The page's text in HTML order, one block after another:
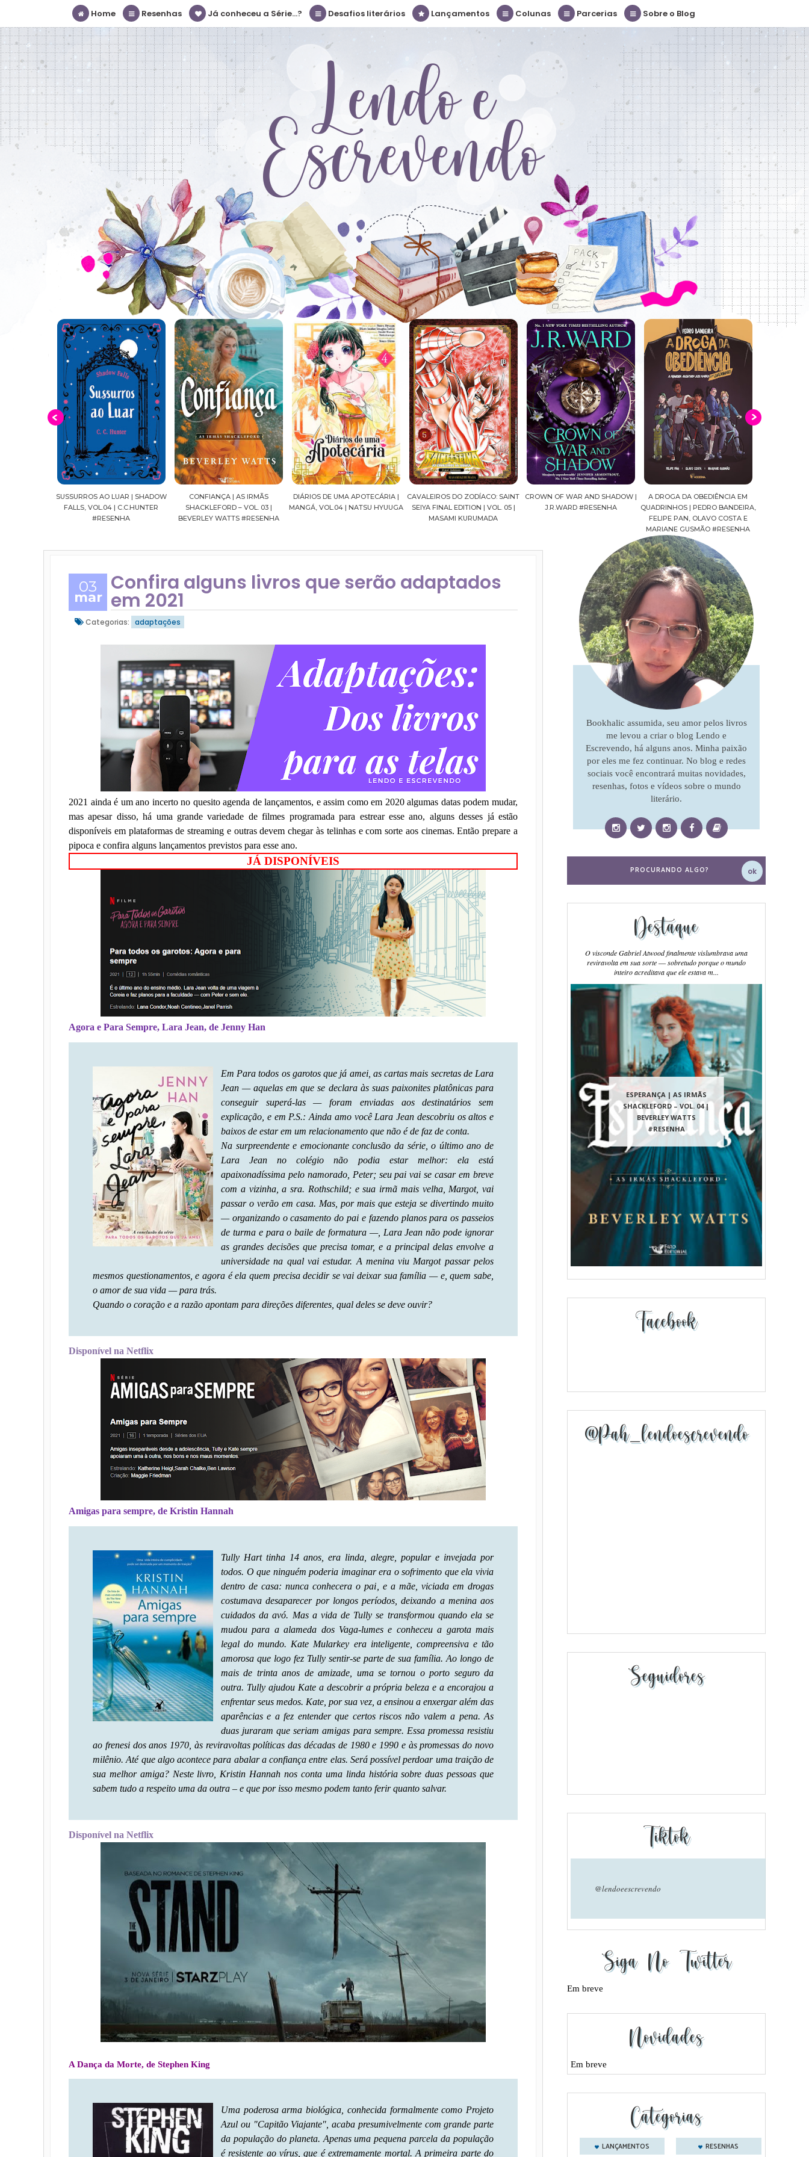
Home Resenhas Já conheceu a Série...? Desafios literários Lançamentos Colunas Parcerias Sobre o Blog
SUSSURROS AO LUAR | SHADOW
FALLS, VOL.04 | C.C.HUNTER
#RESENHA
CONFIANÇA | AS IRMÃS
SHACKLEFORD – VOL. 03 |
BEVERLEY WATTS #RESENHA
DIÁRIOS DE UMA APOTECÁRIA |
MANGÁ, VOL.04 | NATSU HYUUGA
CAVALEIROS DO ZODÍACO: SAINT
SEIYA FINAL EDITION | VOL. 05 |
MASAMI KURUMADA
CROWN OF WAR AND SHADOW |
J.R.WARD #RESENHA
A DROGA DA OBEDIÊNCIA EM
QUADRINHOS | PEDRO BANDEIRA,
FELIPE PAN, OLAVO COSTA E
MARIANE GUSMÃO #RESENHA
03
mar
Confira alguns livros que serão adaptados
em 2021
Categorias: adaptações
2021 ainda é um ano incerto no quesito agenda de lançamentos, e assim como em 2020 algumas datas podem mudar,
mas apesar disso, há uma grande variedade de filmes programada para estrear esse ano, alguns desses já estão
disponíveis em plataformas de streaming e outras devem chegar às telinhas e com sorte aos cinemas. Então prepare a
pipoca e confira alguns lançamentos previstos para esse ano.
JÁ DISPONÍVEIS
Agora e Para Sempre, Lara Jean, de Jenny Han
Em Para todos os garotos que já amei, as cartas mais secretas de Lara
Jean — aquelas em que se declara às suas paixonites platônicas para
conseguir superá-las — foram enviadas aos destinatários sem
explicação, e em P.S.: Ainda amo você Lara Jean descobriu os altos e
baixos de estar em um relacionamento que não é de faz de conta.
Na surpreendente e emocionante conclusão da série, o último ano de
Lara Jean no colégio não podia estar melhor: ela está
apaixonadíssima pelo namorado, Peter; seu pai vai se casar em breve
com a vizinha, a sra. Rothschild; e sua irmã mais velha, Margot, vai
passar o verão em casa. Mas, por mais que esteja se divertindo muito
— organizando o casamento do pai e fazendo planos para os passeios
de turma e para o baile de formatura —, Lara Jean não pode ignorar
as grandes decisões que precisa tomar, e a principal delas envolve a
universidade na qual vai estudar. A menina viu Margot passar pelos
mesmos questionamentos, e agora é ela quem precisa decidir se vai deixar sua família — e, quem sabe,
o amor de sua vida — para trás.
Quando o coração e a razão apontam para direções diferentes, qual deles se deve ouvir?
Disponível na Netflix
Amigas para sempre, de Kristin Hannah
Tully Hart tinha 14 anos, era linda, alegre, popular e invejada por
todos. O que ninguém poderia imaginar era o sofrimento que ela vivia
dentro de casa: nunca conhecera o pai, e a mãe, viciada em drogas
costumava desaparecer por longos períodos, deixando a menina aos
cuidados da avó. Mas a vida de Tully se transformou quando ela se
mudou para a alameda dos Vaga-lumes e conheceu a garota mais
legal do mundo. Kate Mularkey era inteligente, compreensiva e tão
amorosa que logo fez Tully sentir-se parte de sua família. Ao longo de
mais de trinta anos de amizade, uma se tornou o porto seguro da
outra. Tully ajudou Kate a descobrir a própria beleza e a encorajou a
enfrentar seus medos. Kate, por sua vez, a ensinou a enxergar além das
aparências e a fez entender que certos riscos não valem a pena. As
duas juraram que seriam amigas para sempre. Essa promessa resistiu
ao frenesi dos anos 1970, às reviravoltas políticas das décadas de 1980 e 1990 e às promessas do novo
milênio. Até que algo acontece para abalar a confiança entre elas. Será possível perdoar uma traição de
sua melhor amiga? Neste livro, Kristin Hannah nos conta uma linda história sobre duas pessoas que
sabem tudo a respeito uma da outra – e que por isso mesmo podem tanto ferir quanto salvar.
Disponível na Netflix
A Dança da Morte, de Stephen King
Uma poderosa arma biológica, conhecida formalmente como Projeto
Azul ou "Capitão Viajante", acaba presumivelmente com grande parte
da população do planeta. Apenas uma pequena parcela da população
é resistente ao vírus, que é extremamente mortal. A primeira parte do
Bookhalic assumida, seu amor pelos livros
me levou a criar o blog Lendo e
Escrevendo, há alguns anos. Minha paixão
por eles me fez continuar. No blog e redes
sociais você encontrará muitas novidades,
resenhas, fotos e vídeos sobre o mundo
literário.
Destaque
ESPERANÇA | AS IRMÃS
SHACKLEFORD – VOL. 04 |
BEVERLEY WATTS
#RESENHA
O visconde Gabriel Atwood finalmente vislumbrava uma
reviravolta em sua sorte ― sobretudo porque o mundo
inteiro acreditava que ele estava m...
Facebook
@pah_lendoescrevendo
Seguidores
Tiktok
@lendoeescrevendo
Siga No Twitter
Em breve
Novidades
Em breve
Categorias
LANÇAMENTOS RESENHAS